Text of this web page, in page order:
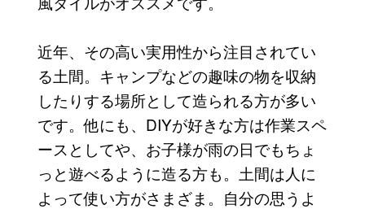
近年、その高い実用性から注目されてい
る土間。キャンプなどの趣味の物を収納
したりする場所として造られる方が多い
です。他にも、DIYが好きな方は作業スペ
ースとしてや、お子様が雨の日でもちょ
っと遊べるように造る方も。土間は人に
よって使い方がさまざま。自分の思うよ